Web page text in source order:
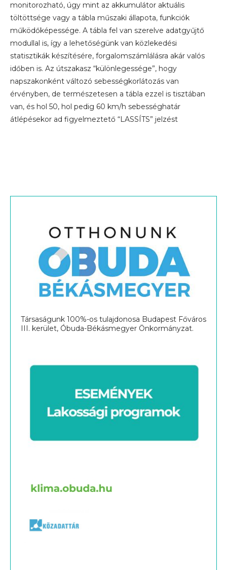
monitorozható, úgy mint az akkumulátor aktuális
töltöttsége vagy a tábla műszaki állapota, funkciók
működőképessége. A tábla fel van szerelve adatgyűjtő
modullal is, így a lehetőségünk van közlekedési
statisztikák készítésére, forgalomszámlálásra akár valós
időben is. Az útszakasz “különlegessége”, hogy
napszakonként változó sebességkorlátozás van
érvényben, de természetesen a tábla ezzel is tisztában
van, és hol 50, hol pedig 60 km/h sebességhatár
átlépésekor ad figyelmeztető “LASSÍTS” jelzést
Társaságunk 100%-os tulajdonosa Budapest Főváros
III. kerület, Óbuda-Békásmegyer Önkormányzat.